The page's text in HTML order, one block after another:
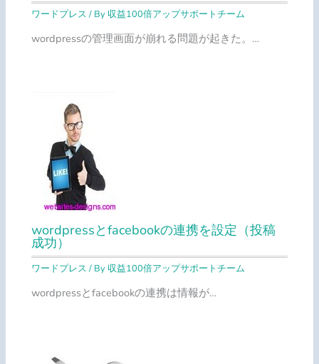
ワードプレス / By 収益100倍アップサポートチーム
wordpressの管理画面が崩れる問題が起きた。…
wordpressとfacebookの連携を設定（投稿
成功）
ワードプレス / By 収益100倍アップサポートチーム
wordpressとfacebookの連携は情報が…